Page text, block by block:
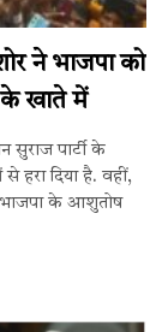
ने भाजपा को
के खाते में
सुराज पार्टी के
हरा दिया है. वहीं,
भाजपा के आशुतोष